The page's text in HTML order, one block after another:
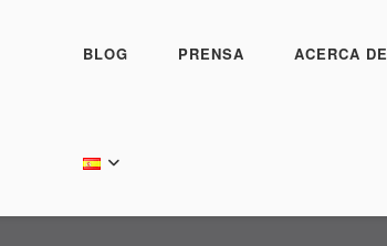
BLOG PRENSA ACERCA DE